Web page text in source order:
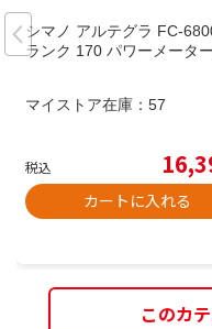
シマノ アルテグラ FC-
ランク 170 パワーメータ
マイストア在庫： 57
税込
カートに入れる
このカ